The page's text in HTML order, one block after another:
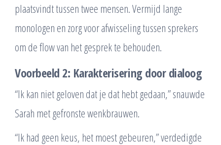
plaatsvindt tussen twee mensen. Vermijd lange
monologen en zorg voor afwisseling tussen sprekers
om de flow van het gesprek te behouden.
Voorbeeld 2: Karakterisering door dialoog
“Ik kan niet geloven dat je dat hebt gedaan,” snauwde
Sarah met gefronste wenkbrauwen.
“Ik had geen keus, het moest gebeuren,” verdedigde